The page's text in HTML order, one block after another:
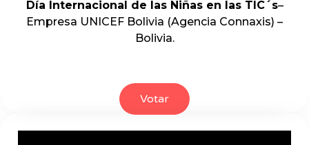
Día Internacional de las Niñas en las TIC´s–
Empresa UNICEF Bolivia (Agencia Connaxis) –
Bolivia.
Votar